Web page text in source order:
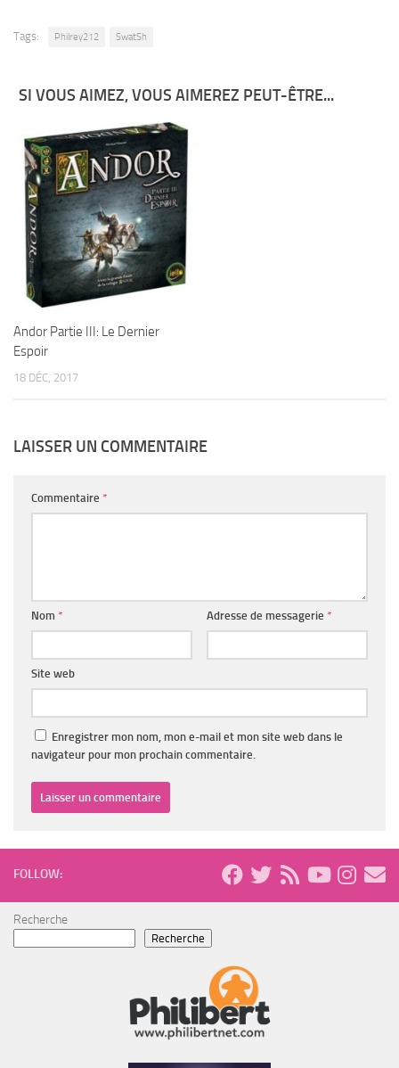
Tags: Philrey212 SwatSh
SI VOUS AIMEZ, VOUS AIMEREZ PEUT-ÊTRE...
Andor Partie III: Le Dernier
Espoir
18 DÉC, 2017
LAISSER UN COMMENTAIRE
Commentaire *
Nom * Adresse de messagerie *
Site web
Enregistrer mon nom, mon e-mail et mon site web dans le
navigateur pour mon prochain commentaire.
FOLLOW:
Recherche
Recherche